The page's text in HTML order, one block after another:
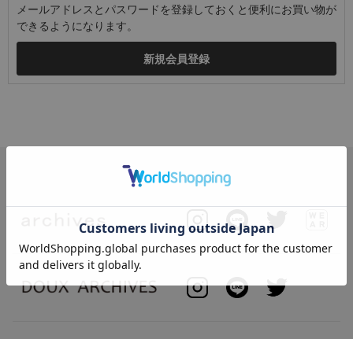
メールアドレスとパスワードを登録しておくと便利にお買い物が
できるようになります。